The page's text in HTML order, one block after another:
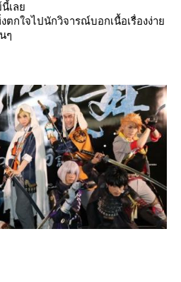
นี้เล
ตกใจไปนักวิจารณ์บอกเนื้อเรื่องง่า
ๆ